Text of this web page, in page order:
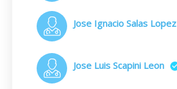
Jose Ignacio Salas Lopez
Jose Luis Scapini Leon